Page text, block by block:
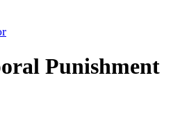
Punishment